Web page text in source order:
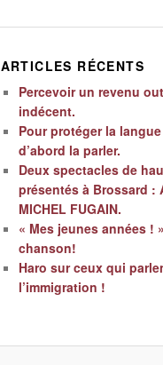
ARTICLES RÉCENTS
Percevoir un revenu
indécent.
Pour protéger la
d’abord la parler.
Deux spectacles de
présentés à Brossard :
MICHEL FUGAIN.
« Mes jeunes années !
chanson!
Haro sur ceux qui
l’immigration !